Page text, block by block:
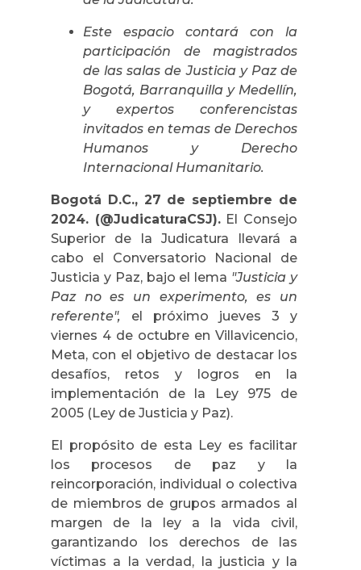
Este espacio contará con la
participación de magistrados
de las salas de Justicia y Paz de
Bogotá, Barranquilla y Medellín,
y expertos conferencistas
invitados en temas de Derechos
Humanos y Derecho
Internacional Humanitario.
Bogotá D.C., 27 de septiembre de
2024. (@JudicaturaCSJ).El Consejo
Superior de la Judicatura llevará a
cabo el Conversatorio Nacional de
Justicia y Paz, bajo el lema "Justicia y
Paz no es un experimento, es un
referente", el próximo jueves 3 y
viernes 4 de octubre en Villavicencio,
Meta, con el objetivo de destacar los
desafíos, retos y logros en la
implementación de la Ley 975 de
2005 (Ley de Justicia y Paz).
El propósito de esta Ley es facilitar
los procesos de paz y la
reincorporación, individual o colectiva
de miembros de grupos armados al
margen de la ley a la vida civil,
garantizando los derechos de las
víctimas a la verdad, la justicia y la